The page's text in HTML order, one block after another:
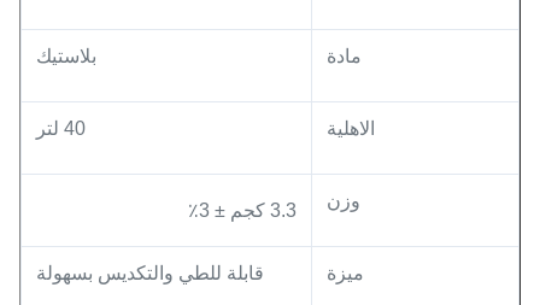
مادة بلاستيك
الاهلية 40 لتر
وزن 3.3 كجم ± 3٪
ميزة قابلة للطي والتكديس بسهولة